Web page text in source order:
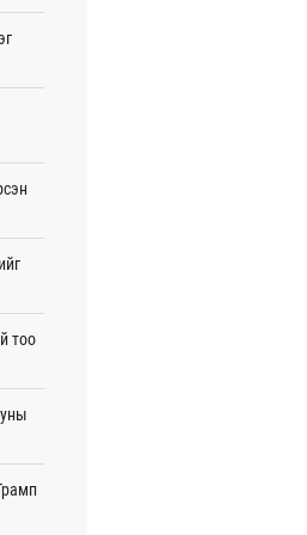
тоо